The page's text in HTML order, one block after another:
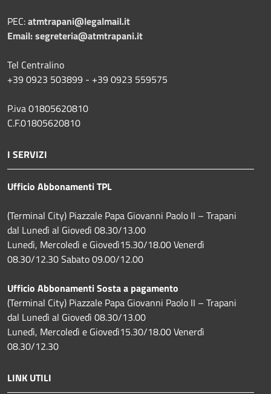
PEC:atmtrapani@legalmail.it
Email:segreteria@atmtrapani.it
Tel Centralino
+39 0923 503899 - +39 0923 559575
P.iva 01805620810
C.F.01805620810
I SERVIZI
Ufficio Abbonamenti TPL
(Terminal City) Piazzale Papa Giovanni Paolo II – Trapani
dal Lunedì al Giovedì 08.30/13.00
Lunedì, Mercoledì e Giovedì15.30/18.00 Venerdì
08.30/12.30 Sabato 09.00/12.00
Ufficio Abbonamenti Sosta a pagamento
(Terminal City) Piazzale Papa Giovanni Paolo II – Trapani
dal Lunedì al Giovedì 08.30/13.00
Lunedì, Mercoledì e Giovedì15.30/18.00 Venerdì
08.30/12.30
LINK UTILI